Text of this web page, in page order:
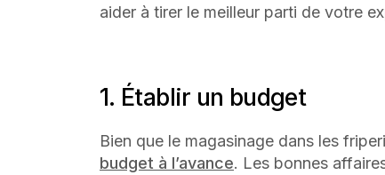
aider à tirer le meilleur parti de votre
1. Établir un budget
Bien que le magasinage dans les
budget à l’avance. Les bonnes